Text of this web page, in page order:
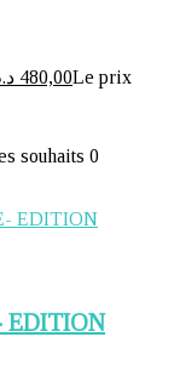
480,00Le prix
souhaits 0
EDITION